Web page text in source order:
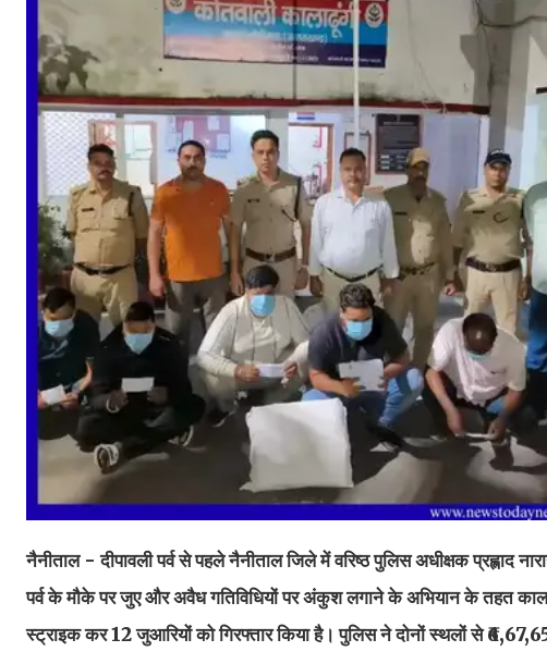
नैनीताल - दीपावली पर्व से पहले नैनीताल जिले में वरिष्ठ पुलिस अधीक्षक प्रह्लाद
पर्व के मौके पर जुए और अवैध गतिविधियों पर अंकुश लगाने के अभियान के तहत
स्ट्राइक कर 12 जुआरियों को गिरफ्तार किया है। पुलिस ने दोनों स्थलों से